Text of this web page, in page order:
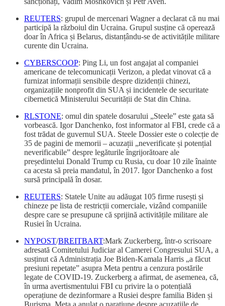
REUTERS: grupul de mercenari Wagner a declarat că nu mai
participă la războiul din Ucraina. Grupul susține că operează
doar în Africa și Belarus, distanțându-se de activitățile militare
curente din Ucraina.
CYBERSCOOP: Ping Li, un fost angajat al companiei
americane de telecomunicații Verizon, a pledat vinovat că a
furnizat informații sensibile despre dizidenții chinezi,
organizațiile nonprofit din SUA și incidentele de securitate
cibernetică Ministerului Securității de Stat din China.
RLSTONE: omul din spatele dosarului „Steele” este gata să
vorbească. Igor Danchenko, fost informator al FBI, crede că a
fost trădat de guvernul SUA. Steele Dossier este o colecție de
35 de pagini de memorii – acuzații „neverificate și potențial
neverificabile” despre legăturile îngrijorătoare ale
președintelui Donald Trump cu Rusia, cu doar 10 zile înainte
ca acesta să preia mandatul, în 2017. Igor Danchenko a fost
sursă principală în dosar.
REUTERS: Statele Unite au adăugat 105 firme rusești și
chineze pe lista de restricții comerciale, vizând companiile
despre care se presupune că sprijină activitățile militare ale
Rusiei în Ucraina.
NYPOST/BREITBART:Mark Zuckerberg, într-o scrisoare
adresată Comitetului Judiciar al Camerei Congresului SUA, a
susținut că Administrația Joe Biden-Kamala Harris „a făcut
presiuni repetate” asupra Meta pentru a cenzura postările
legate de COVID-19. Zuckerberg a afirmat, de asemenea, că,
în urma avertismentului FBI cu privire la o potențială
operațiune de dezinformare a Rusiei despre familia Biden și
Burisma, Meta a anulat o narațiune despre acuzațiile de